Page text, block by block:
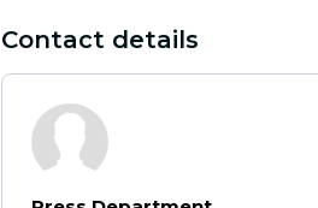
Contact details